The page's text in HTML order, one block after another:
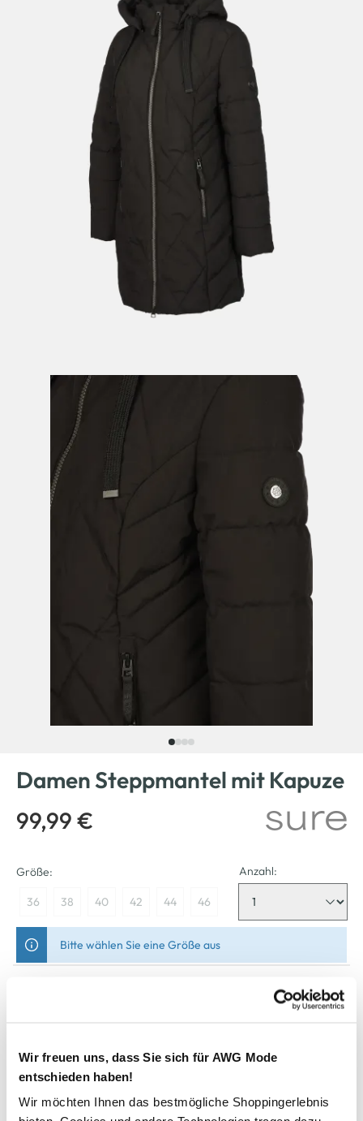
Wir freuen uns, dass Sie sich für AWG Mode
entschieden haben!
Wir möchten Ihnen das bestmögliche Shoppingerlebnis
Damen Steppmantel mit Kapuze
99,99 €
Größe:
36 38 40 42 44 46
Anzahl:
Bitte wählen Sie eine Größe aus
Nicht mehr für den Versand verfügbar
Schneller DHL Versand: in 1–3 Werktagen